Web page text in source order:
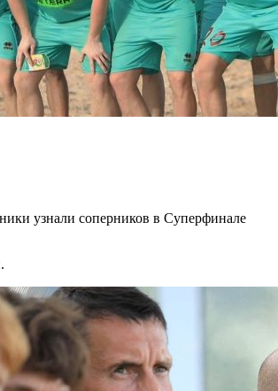
узнали соперников в Суперфинале